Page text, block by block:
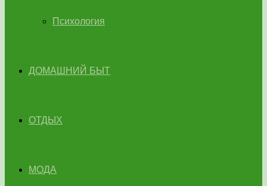
Психология
ДОМАШНИЙ БЫТ
ОТДЫХ
МОДА